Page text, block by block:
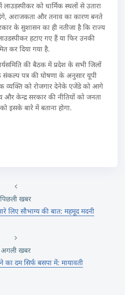
को धार्मिक स्थलों से उतारा
अराजकता और तनाव का कारण बनते
के सुशासन का ही नतीजा है कि राज्य
हटाए गए हैं या फिर उनकी
कर दिया गया है.
की बैठक में प्रदेश के सभी जिलों
संकल्प पत्र की घोषणा के अनुसार यूपी
व्यक्ति को रोजगार देनेके एजेंडे को आगे
और केन्द्र सरकार की नीतियों को जनता
इसके बारे में बताना होगा.
पिछली खबर
लिए सौभाग्य की बात: महमूद मदनी
अगली खबर
का दम सिर्फ बसपा में: मायावती